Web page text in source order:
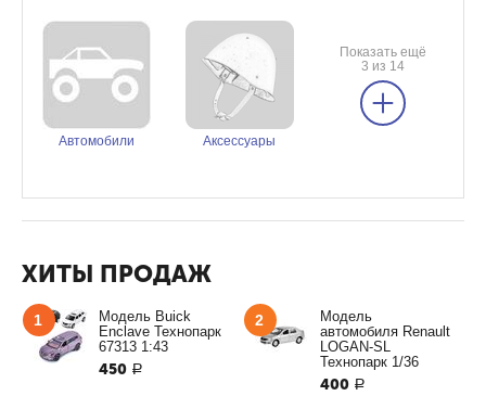
Автомобили Аксессуары
Показать ещё
3 из 14
ХИТЫ ПРОДАЖ
1
Модель Buick
Enclave Технопарк
67313 1:43
450 Р
2
Модель
автомобиля Renault
LOGAN-SL
Технопарк 1/36
400 Р